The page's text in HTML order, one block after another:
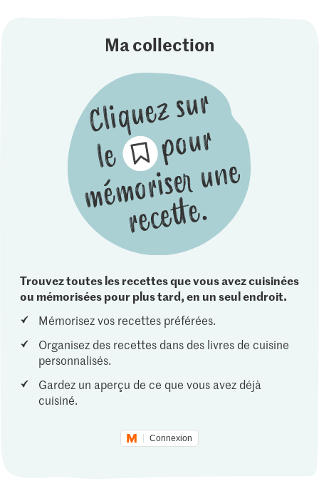
Ma collection
Trouvez toutes les recettes que vous avez cuisinées
ou mémorisées pour plus tard, en un seul endroit.
Mémorisez vos recettes préférées.
Organisez des recettes dans des livres de cuisine
personnalisés.
Gardez un aperçu de ce que vous avez déjà
cuisiné.
Connexion